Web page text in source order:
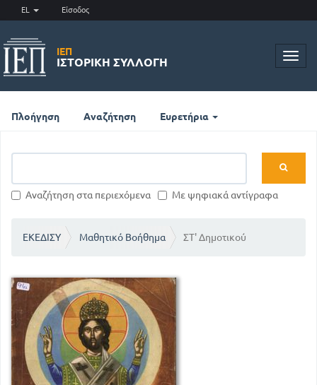
EL Είσοδος
ΙΕΠ
ΙΣΤΟΡΙΚΉ ΣΥΛΛΟΓΉ
Πλοήγηση Αναζήτηση Ευρετήρια
Αναζήτηση στα περιεχόμενα Με ψηφιακά αντίγραφα
ΕΚΕΔΙΣΥ Μαθητικό Βοήθημα ΣΤ' Δημοτικού